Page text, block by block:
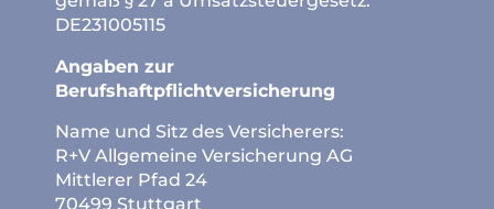
DE231005115
Angaben zur
Berufshaftpflichtversicherung
Name und Sitz des Versicherers:
R+V Allgemeine Versicherung AG
Mittlerer Pfad 24
70499 Stuttgart